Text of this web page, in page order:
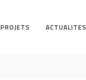
PROJETS ACTUALITES